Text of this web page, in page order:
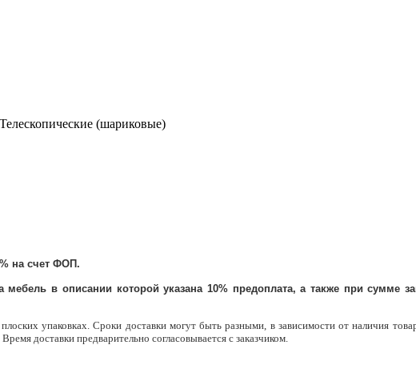
(шариковые)
на счет ФОП.
в описании которой указана 10% предоплата, а также при сумме
упаковках. Сроки доставки могут быть разными, в зависимости от наличия
доставки предварительно согласовывается с заказчиком.